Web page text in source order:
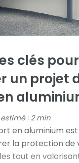
clés pour
un projet
: 2 min
en aluminium
la protection de
tout en